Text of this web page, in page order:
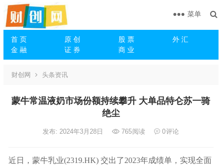
首 页 原 创 股 票
外 汇
金 融
证 券 商 业
菜单
财创网 头条资讯
蒙牛常温液奶市场份额持续攀升 大单品特仑苏一骑
绝尘
发布: 2024年3月28日 765阅读 0评论
近日，蒙牛乳业(2319.HK) 交出了2023年成绩单，实现全面